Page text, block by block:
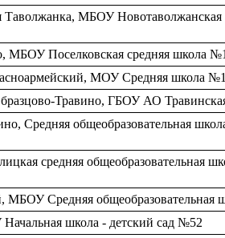
МБОУ Новотаволжанская
Поселковская средняя школа №1
МОУ Средняя школа
Травино, ГБОУ АО
Средняя общеобразовательная
средняя общеобразовательная
МБОУ Средняя общеобразовательная
школа - детский сад №52